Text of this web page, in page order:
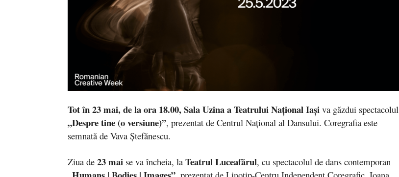
Tot în23 mai, de la ora 18.00, Sala Uzina a Teatrului Național Iași va găzdui spectacolul
„Despre tine (o versiune)”, prezentat de Centrul Național al Dansului. Coregrafia este
semnată de Vava Ștefănescu.
Ziua de 23 mai se va încheia, la Teatrul Luceafărul, cu spectacolul de dans contemporan